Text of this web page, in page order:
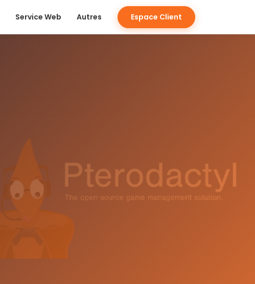
Service Web Autres Espace Client